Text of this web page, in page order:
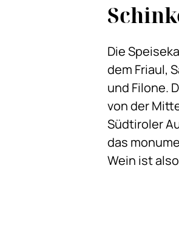
Die
dem Friaul,
und Filone.
von der
Südtiroler
das
Wein ist